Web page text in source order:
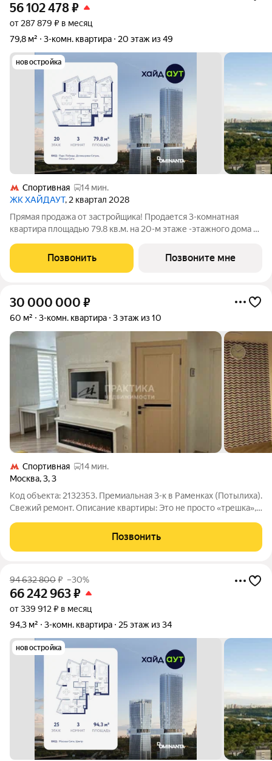
56 102 478₽
от 287 879 ₽ в месяц
79,8 м²
3-комн. квартира 20 этаж из 49
новостройка
Спортивная
14 мин.
ЖК ХАЙДАУТ, 2 квартал 2028
Прямая продажа от застройщика! Продается 3-комнатная
квартира площадью 79.8 кв.м. на 20-м этаже -этажного дома в
Победы, Долина реки Сетунь, МГУ, Москва-Сити, Воробьевы
горы. Высота потолков 3,25 м.
Позвонить Позвоните мне
30 000 000 ₽
60 м² 3-комн. квартира 3 этаж из 10
Спортивная
14 мин.
Москва,3,3
Код объекта: 2132353. Премиальная 3-к в Раменках (Потылиха).
Свежий ремонт. Описание квартиры: Это не просто «трешка», а
спланированная, светлая квартира в престижном кирпичном
доме. - Ремонт и
Позвонить
94 632 800₽ –30%
66 242 963₽
от 339 912 ₽ в месяц
94,3 м²
3-комн. квартира 25 этаж из 34
новостройка